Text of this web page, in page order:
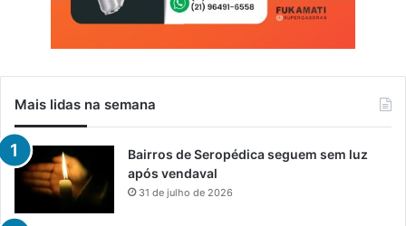
Mais lidas na semana
Bairros de Seropédica seguem sem luz
após vendaval
31 de julho de 2026